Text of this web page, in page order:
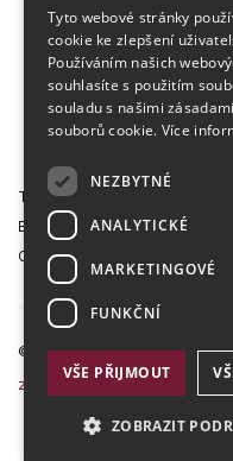
Tetris Office Building
Budějovická 1550/15a
CZ 140 00, Praha 4
© 2026 Randls Training |
zpracování osobních údajů
Tyto webové stránky
cookie ke zlepšení
Používáním našich
souhlasíte s použitím
souladu s našimi
souborů cookie. Více
NEZBYTNÉ
ANALYTICKÉ
MARKETINGOVÉ
FUNKČNÍ
VŠE PŘIJMOUT
ZOBRAZIT